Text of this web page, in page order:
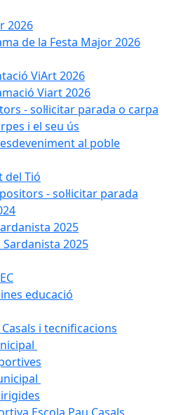
2026
de la Festa Major 2026
ViArt 2026
Viart 2026
- sol·licitar parada o carpa
i el seu ús
al poble
del Tió
- sol·licitar parada
2025
Sardanista 2025
educació
i tecnificacions